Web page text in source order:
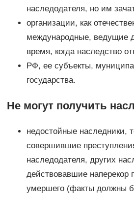
наследодателя, но им
организации, как
международные, ведущие
время, когда наследство
РФ, ее субъекты,
государства.
Не могут получить
недостойные наследники,
совершившие
наследодателя, других
действовавшие наперекор
умершего (факты должны